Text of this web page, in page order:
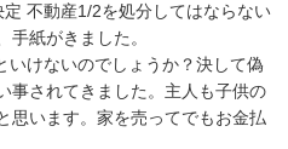
不動産1/2を処分してはならない
手紙がきました。
いけないのでしょうか？決して偽
事されてきました。主人も子供の
思います。家を売ってでもお金払